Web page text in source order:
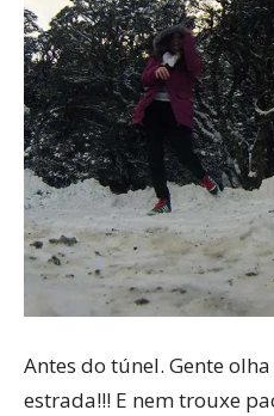
Antes do túnel. Gente
estrada!!! E nem trouxe